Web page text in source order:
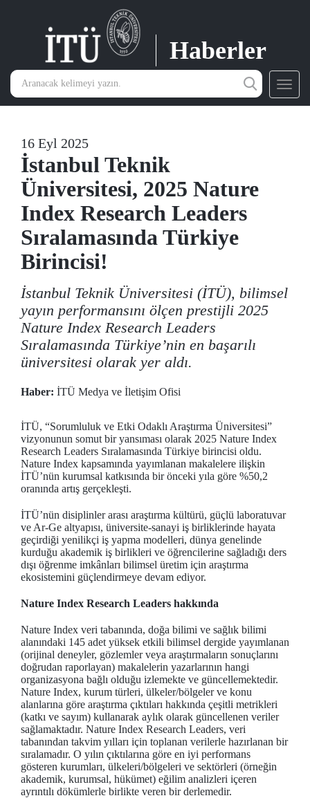
Haberler
16 Eyl 2025
İstanbul Teknik
Üniversitesi, 2025 Nature
Index Research Leaders
Sıralamasında Türkiye
Birincisi!
İstanbul Teknik Üniversitesi (İTÜ), bilimsel
yayın performansını ölçen prestijli 2025
Nature Index Research Leaders
Sıralamasında Türkiye’nin en başarılı
üniversitesi olarak yer aldı.
Haber: İTÜ Medya ve İletişim Ofisi
İTÜ, “Sorumluluk ve Etki Odaklı Araştırma Üniversitesi”
vizyonunun somut bir yansıması olarak 2025 Nature Index
Research Leaders Sıralamasında Türkiye birincisi oldu.
Nature Index kapsamında yayımlanan makalelere ilişkin
İTÜ’nün kurumsal katkısında bir önceki yıla göre %50,2
oranında artış gerçekleşti.
İTÜ’nün disiplinler arası araştırma kültürü, güçlü laboratuvar
ve Ar-Ge altyapısı, üniversite-sanayi iş birliklerinde hayata
geçirdiği yenilikçi iş yapma modelleri, dünya genelinde
kurduğu akademik iş birlikleri ve öğrencilerine sağladığı ders
dışı öğrenme imkânları bilimsel üretim için araştırma
ekosistemini güçlendirmeye devam ediyor.
Nature Index Research Leaders hakkında
Nature Index veri tabanında, doğa bilimi ve sağlık bilimi
alanındaki 145 adet yüksek etkili bilimsel dergide yayımlanan
(orijinal deneyler, gözlemler veya araştırmaların sonuçlarını
doğrudan raporlayan) makalelerin yazarlarının hangi
organizasyona bağlı olduğu izlemekte ve güncellemektedir.
Nature Index, kurum türleri, ülkeler/bölgeler ve konu
alanlarına göre araştırma çıktıları hakkında çeşitli metrikleri
(katkı ve sayım) kullanarak aylık olarak güncellenen veriler
sağlamaktadır. Nature Index Research Leaders, veri
tabanından takvim yılları için toplanan verilerle hazırlanan bir
sıralamadır. O yılın çıktılarına göre en iyi performans
gösteren kurumları, ülkeleri/bölgeleri ve sektörleri (örneğin
akademik, kurumsal, hükümet) eğilim analizleri içeren
ayrıntılı dökümlerle birlikte veren bir derlemedir.